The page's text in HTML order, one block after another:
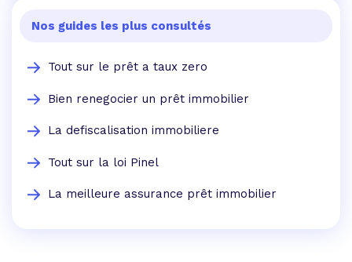
Nos guides les plus consultés
Tout sur le prêt a taux zero
Bien renegocier un prêt immobilier
La defiscalisation immobiliere
Tout sur la loi Pinel
La meilleure assurance prêt immobilier